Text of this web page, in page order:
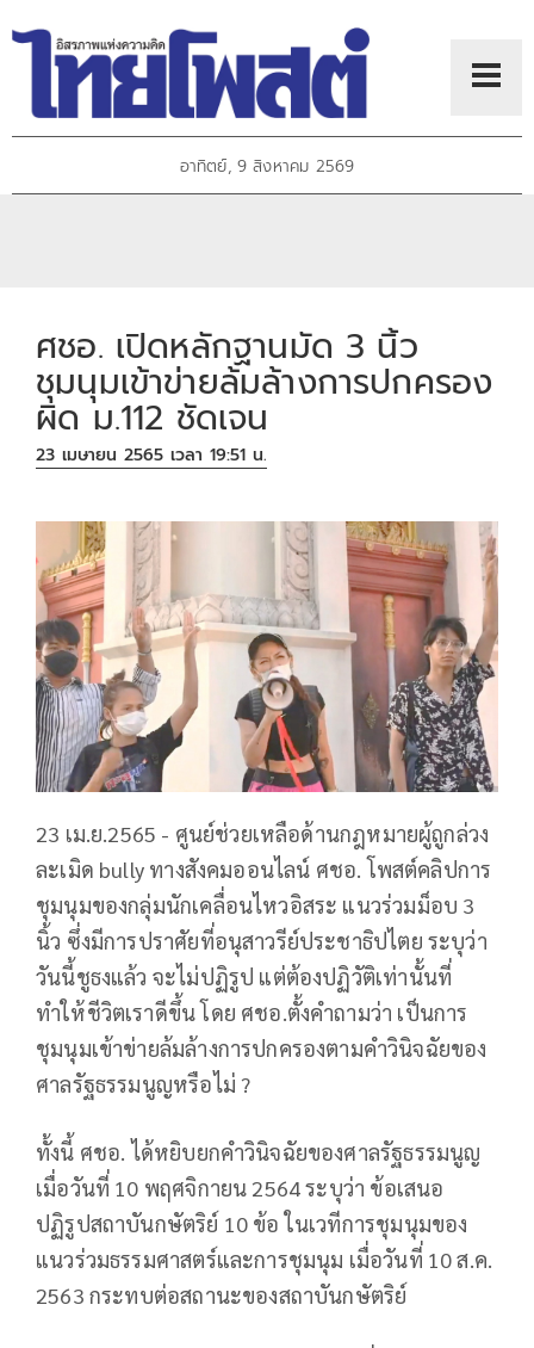
อาทิตย์, 9 สิงหาคม 2569
ศชอ. เปิดหลักฐานมัด 3 นิ้ว
ชุมนุมเข้าข่ายล้มล้างการปกครอง
ผิด ม.112 ชัดเจน
23 เมษายน 2565 เวลา 19:51 น.
23 เม.ย.2565 - ศูนย์ช่วยเหลือด้านกฎหมายผู้ถูกล่วง
ละเมิด bully ทางสังคมออนไลน์ ศชอ. โพสต์คลิปการ
ชุมนุมของกลุ่มนักเคลื่อนไหวอิสระ แนวร่วมม็อบ 3
นิ้ว ซึ่งมีการปราศัยที่อนุสาวรีย์ประชาธิปไตย ระบุว่า
วันนี้ชูธงแล้ว จะไม่ปฏิรูป แต่ต้องปฏิวัติเท่านั้นที่
ทำให้ชีวิตเราดีขึ้น โดย ศชอ.ตั้งคำถามว่า เป็นการ
ชุมนุมเข้าข่ายล้มล้างการปกครองตามคำวินิจฉัยของ
ศาลรัฐธรรมนูญหรือไม่ ?
ทั้งนี้ ศชอ. ได้หยิบยกคำวินิจฉัยของศาลรัฐธรรมนูญ
เมื่อวันที่ 10 พฤศจิกายน 2564 ระบุว่า ข้อเสนอ
ปฏิรูปสถาบันกษัตริย์ 10 ข้อ ในเวทีการชุมนุมของ
แนวร่วมธรรมศาสตร์และการชุมนุม เมื่อวันที่ 10 ส.ค.
2563 กระทบต่อสถานะของสถาบันกษัตริย์